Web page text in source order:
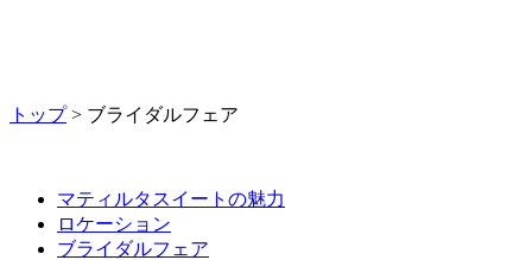
トップ> ブライダルフェア
マティルタスイートの魅力
ロケーション
ブライダルフェア